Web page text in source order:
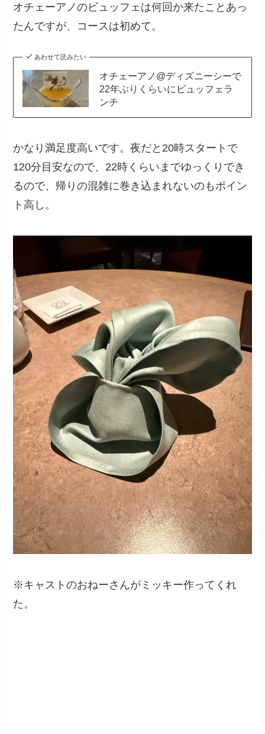
オチェーアノのビュッフェは何回か来たことあっ
たんですが、コースは初めて。
あわせて読みたい
オチェーアノ@ディズニーシーで
22年ぶりくらいにビュッフェラ
ンチ
かなり満足度高いです。夜だと20時スタートで
120分目安なので、22時くらいまでゆっくりでき
るので、帰りの混雑に巻き込まれないのもポイン
ト高し。
※キャストのおねーさんがミッキー作ってくれ
た。